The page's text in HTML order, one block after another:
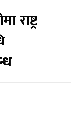
राष्ट्र